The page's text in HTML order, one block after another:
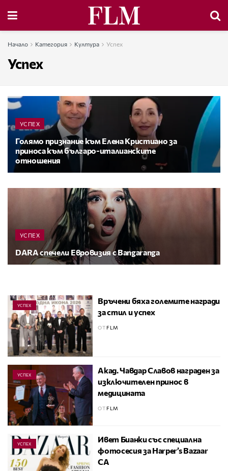
Начало Категория Култура Успех
Успех
УСПЕХ
Голямо признание към Елена Кристиано за
приноса към българо-италианските
отношения
УСПЕХ
DARA спечели Евровизия с Bangaranga
УСПЕХ
Връчени бяха големите награди
за стил и успех
ОТ FLM
УСПЕХ
Акад. Чавдар Славов награден за
изключителен принос в
медицината
ОТ FLM
УСПЕХ
Ивет Бианки със специална
фотосесия за Harper’s Bazaar
CA